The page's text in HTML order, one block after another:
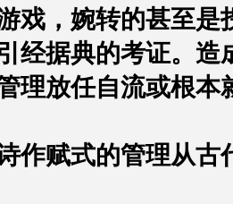
戏，婉转的甚至是
经据典的考证。造
理放任自流或根本
作赋式的管理从古